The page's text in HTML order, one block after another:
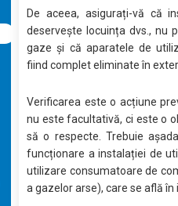
De aceea, asigurați-vă că
deservește locuința dvs., nu
gaze și că aparatele de
fiind complet eliminate în
Verificarea este o acțiune
nu este facultativă, ci este o
să o respecte. Trebuie
funcționare a instalației de
utilizare consumatoare de
a gazelor arse), care se află